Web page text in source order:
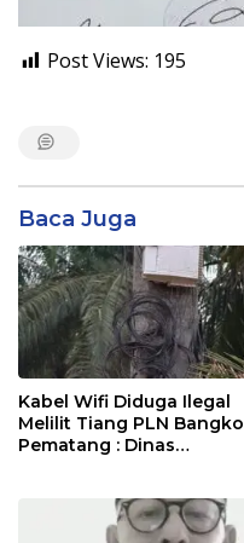
Post Views: 195
Baca Juga
Kabel Wifi Diduga Ilegal
Melilit Tiang PLN Bangko
Pematang : Dinas